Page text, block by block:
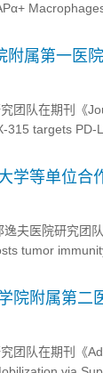
附属第一医
团队在期刊《
315 targets
学等单位
夫医院研究团
tumor
院附属第二
团队在期刊《